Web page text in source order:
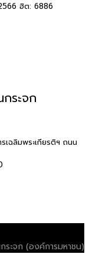
ฮิต: 6886
ระจก
ฉลิมพระเกียรติฯ ถนน
ระจก (องค์การมหาชน)